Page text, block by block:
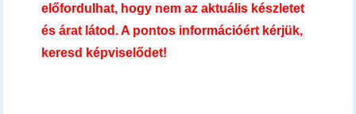
előfordulhat, hogy nem az aktuális készletet
és árat látod. A pontos információért kérjük,
keresd képviselődet!